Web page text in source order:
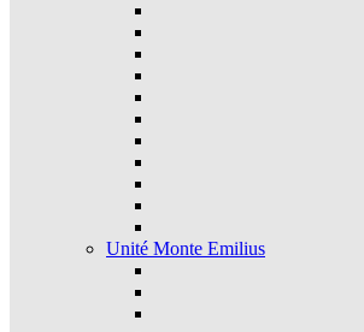
Unité Monte Emilius